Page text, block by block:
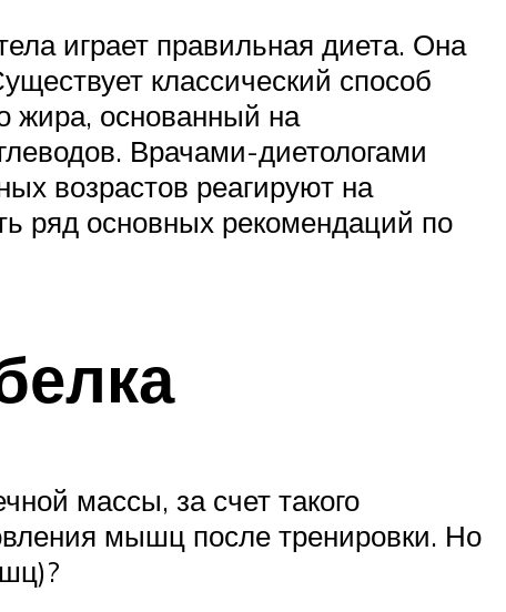
играет правильная диета. Она
классический способ
жира, основанный на
Врачами-диетологами
возрастов реагируют на
ряд основных рекомендаций по
массы, за счет такого
мышц после тренировки. Но